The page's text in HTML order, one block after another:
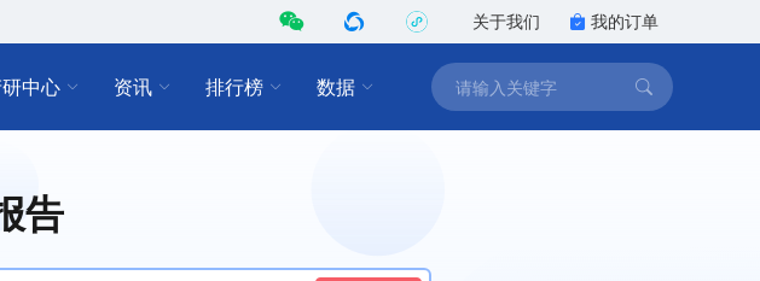
关于我们 我的订单
中心 资讯 排行榜 数据
告